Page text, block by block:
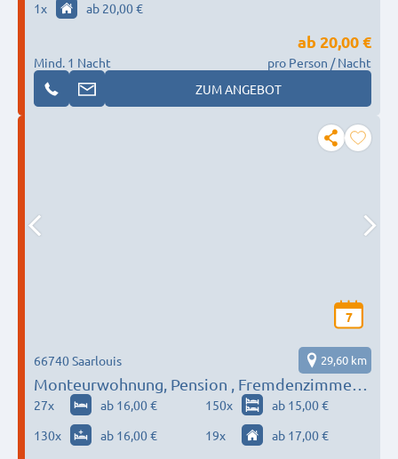
1x ab 20,00 €
Mind. 1 Nacht
ab 20,00 €
pro Person / Nacht
ZUM ANGEBOT
7
Monteurwohnung, Pension , Fremdenzimmer
Pavan I Pavan-Rent- bis zu 250 Personen im
ganz Saarland
66740 Saarlouis 29,60 km
27x ab 16,00 € 150x
ab 15,00 €
130x ab 16,00 € 19x ab 17,00 €